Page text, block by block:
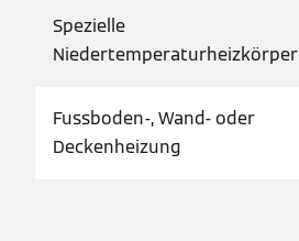
Spezielle
Niedertemperaturheizkörper
Fussboden-, Wand- oder
Deckenheizung